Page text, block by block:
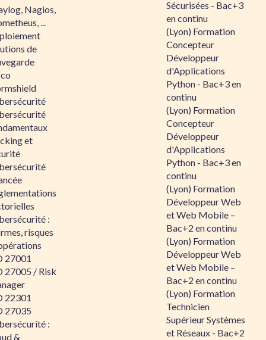
Nagios,
...
de
et
:
risques
27001
27005 / Risk
22301
27035
:
&
Sécurisées - Bac+3
en continu
(Lyon) Formation
Concepteur
Développeur
d'Applications
Python - Bac+3 en
continu
(Lyon) Formation
Concepteur
Développeur
d'Applications
Python - Bac+3 en
continu
(Lyon) Formation
Développeur Web
et Web Mobile –
Bac+2 en continu
(Lyon) Formation
Développeur Web
et Web Mobile –
Bac+2 en continu
(Lyon) Formation
Technicien
Supérieur Systèmes
et Réseaux - Bac+2